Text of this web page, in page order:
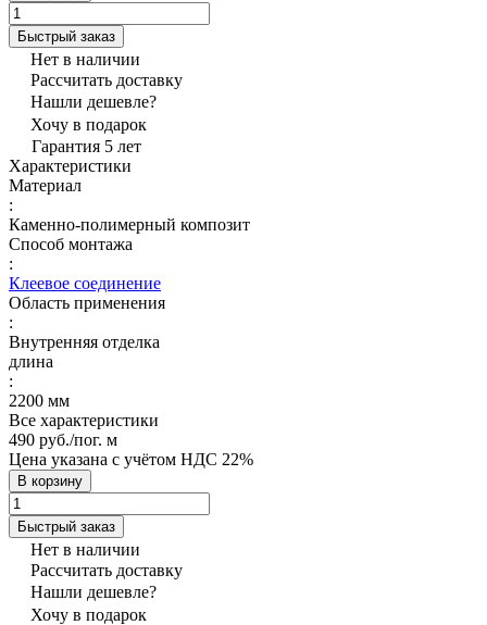
Быстрый заказ
Нет в наличии
Рассчитать доставку
Нашли дешевле?
Хочу в подарок
Гарантия 5 лет
Характеристики
Материал
:
Каменно-полимерный композит
Способ монтажа
:
Клеевое соединение
Область применения
:
Внутренняя отделка
длина
:
2200 мм
Все характеристики
490 руб./пог. м
Цена указана с учётом НДС 22%
В корзину
Быстрый заказ
Нет в наличии
Рассчитать доставку
Нашли дешевле?
Хочу в подарок